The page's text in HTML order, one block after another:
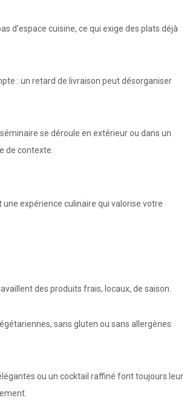
d’espace cuisine, ce qui exige des plats déjà
: un retard de livraison peut désorganiser
se déroule en extérieur ou dans un
de contexte.
une expérience culinaire qui valorise votre
des produits frais, locaux, de saison.
sans gluten ou sans allergènes
ou un cocktail raffiné font toujours leur